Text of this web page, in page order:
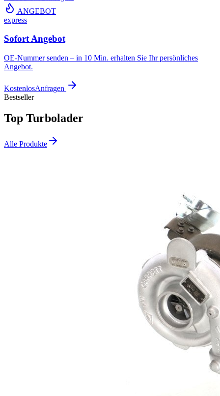
ANGEBOT
express
Sofort Angebot
OE-Nummer senden – in 10 Min. erhalten Sie Ihr persönliches
Angebot.
KostenlosAnfragen
Bestseller
Top Turbolader
Alle Produkte